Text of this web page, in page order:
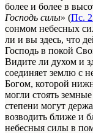
более и более в
Господь силы» (Пс.
сонмом небесных
ли и вы здесь, что
Господь в покой
Видите ли духом и
соединяет землю с
Богом, которой
могли стоять
степени могут
возводить ближе и
небесныя силы в